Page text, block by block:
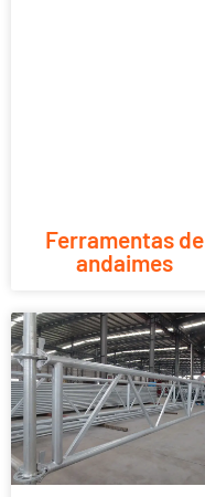
Ferramentas de
andaimes